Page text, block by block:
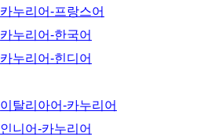
카누리어-프랑스어
카누리어-한국어
카누리어-힌디어
이탈리아어-카누리어
인니어-카누리어